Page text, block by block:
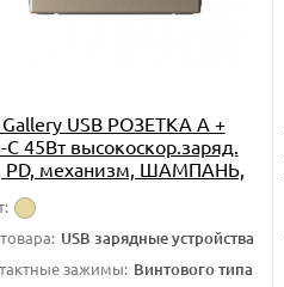
USB РОЗЕТКА A +
C 45Вт высокоскор.заряд.
PD, механизм, ШАМПАНЬ,
USB зарядные устройства
зажимы: Винтового типа